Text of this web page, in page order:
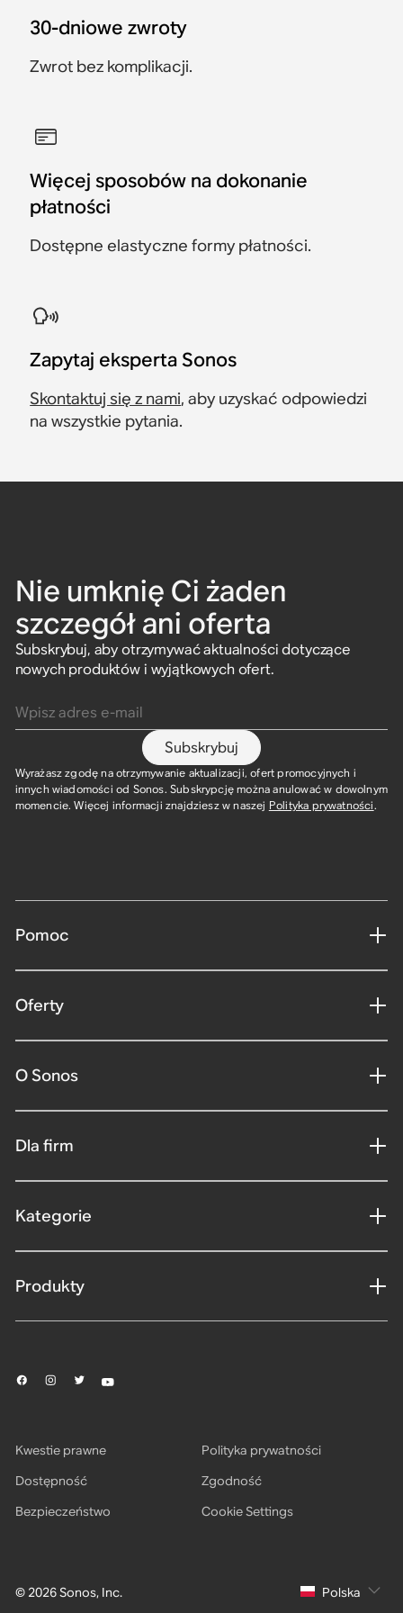
30-dniowe zwroty
Zwrot bez komplikacji.
Więcej sposobów na dokonanie
płatności
Dostępne elastyczne formy płatności.
Zapytaj eksperta Sonos
Skontaktuj się z nami, aby uzyskać odpowiedzi
na wszystkie pytania.
Nie umknię Ci żaden
szczegół ani oferta
Subskrybuj, aby otrzymywać aktualności dotyczące
nowych produktów i wyjątkowych ofert.
Subskrybuj
Wyrażasz zgodę na otrzymywanie aktualizacji, ofert promocyjnych i
innych wiadomości od Sonos. Subskrypcję można anulować w dowolnym
momencie. Więcej informacji znajdziesz w naszej Polityka prywatności.
Pomoc
Oferty
O Sonos
Dla firm
Kategorie
Produkty
© 2026 Sonos, Inc.
Kwestie prawne
Polityka prywatności
Dostępność
Zgodność
Bezpieczeństwo
Cookie Settings
Polska